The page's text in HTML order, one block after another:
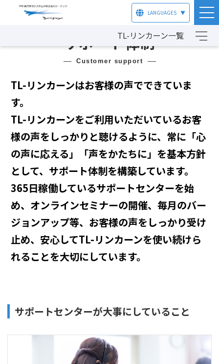
LANGUAGES ▼
TL-リンカーン一覧
HOME TL-リンカーン サポート体制
サポート体制
customer support
TL-リンカーンはお客様の声でできていま
す。
TL-リンカーンをご利用いただいているお客
様の声をしっかりと聴けるように、 常に「心
の声に応える」「声をかたちに」を基本方針
として、サポート体制を構築しています。
365日稼働しているサポートセンターを始
め、オンラインセミナーの開催、毎月のバー
ジョンアップ等、 お客様の声をしっかり受け
止め、安心してTL-リンカーンを使い続けら
れることを大切にしています。
サポートセンターが大事にしていること